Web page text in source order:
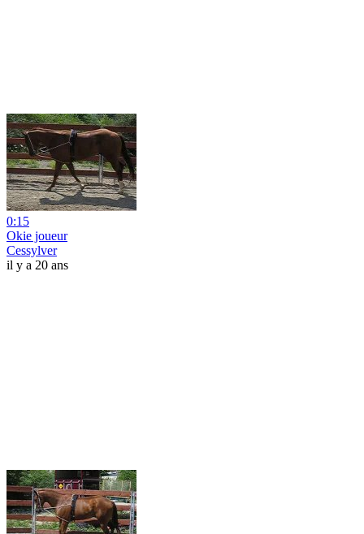
0:15
Okie joueur
Cessylver
il y a 20 ans